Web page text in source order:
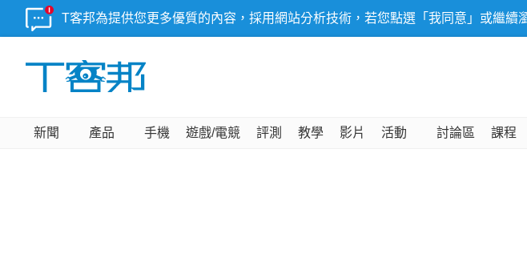
T客邦為提供您更多優質的內容，採用網站分析技術，若您點選「我同意」或繼續
新聞 產品 手機 遊戲/電競 評測 教學 影片 活動 討論區 課程